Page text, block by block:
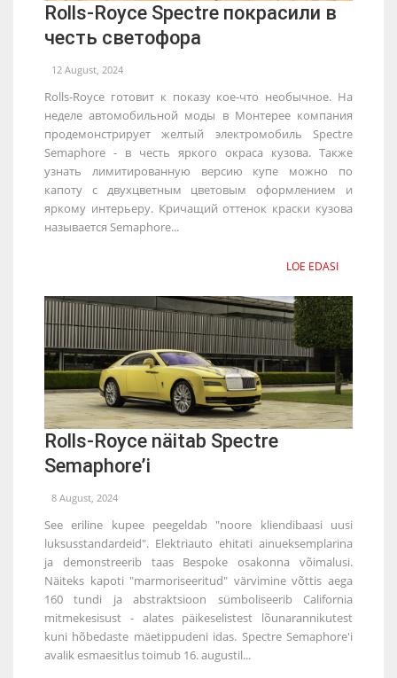
Rolls-Royce Spectre покрасили в
честь светофора
12 August, 2024
Rolls-Royce готовит к показу кое-что необычное. На
неделе автомобильной моды в Монтерее компания
продемонстрирует желтый электромобиль Spectre
Semaphore - в честь яркого окраса кузова. Также
узнать лимитированную версию купе можно по
капоту с двухцветным цветовым оформлением и
яркому интерьеру. Кричащий оттенок краски кузова
называется Semaphore...
LOE EDASI
Rolls-Royce näitab Spectre
Semaphore’i
8 August, 2024
See eriline kupee peegeldab "noore kliendibaasi uusi
luksusstandardeid". Elektriauto ehitati ainueksemplarina
ja demonstreerib taas Bespoke osakonna võimalusi.
Näiteks kapoti "marmoriseeritud" värvimine võttis aega
160 tundi ja abstraktsioon sümboliseerib California
mitmekesisust - alates päikeselistest lõunarannikutest
kuni hõbedaste mäetippudeni idas. Spectre Semaphore'i
avalik esmaesitlus toimub 16. augustil...